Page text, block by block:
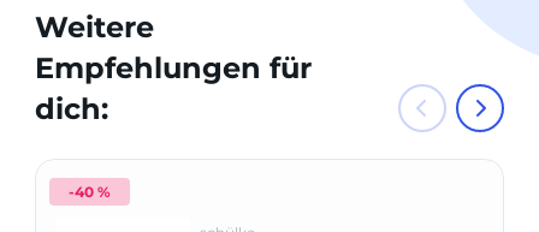
Weitere
Empfehlungen für
dich:
-40 %